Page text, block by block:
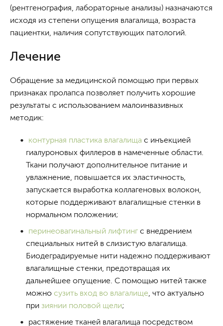
(рентгенография, лабораторные анализы) назначаются
исходя из степени опущения влагалища, возраста
пациентки, наличия сопутствующих патологий.
Лечение
Обращение за медицинской помощью при первых
признаках пролапса позволяет получить хорошие
результаты с использованием малоинвазивных
методик:
контурная пластика влагалища с инъекцией
гиалуроновых филлеров в намеченные области.
Ткани получают дополнительное питание и
увлажнение, повышается их эластичность,
запускается выработка коллагеновых волокон,
которые поддерживают влагалищные стенки в
нормальном положении;
перинеовагинальный лифтинг с внедрением
специальных нитей в слизистую влагалища.
Биодеградируемые нити надежно поддерживают
влагалищные стенки, предотвращая их
дальнейшее опущение. С помощью нитей также
можно сузить вход во влагалище , что актуально
при зиянии половой щели;
растяжение тканей влагалища посредством